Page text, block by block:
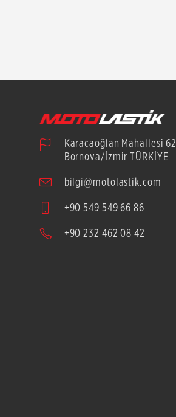
Karacaoğlan Mahallesi
Bornova/İzmir TÜRKİYE
bilgi@motolastik.com
+90 549 549 66 86
+90 232 462 08 42